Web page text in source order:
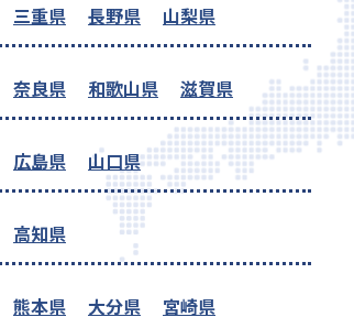
三重県 長野県 山梨県
奈良県 和歌山県 滋賀県
広島県 山口県
高知県
熊本県 大分県
宮崎県